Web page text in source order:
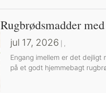
Rugbrødsmadder
jul 17, 2026 ,
Engang imellem er det
på et godt hjemmebagt